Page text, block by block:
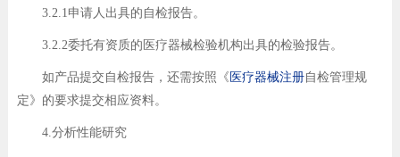
3.2.1申请人出具的自检报告。
3.2.2委托有资质的医疗器械检验机构出具的检验报告。
如产品提交自检报告，还需按照《 医疗器械注册自检管理规
定》的要求提交相应资料。
4.分析性能研究